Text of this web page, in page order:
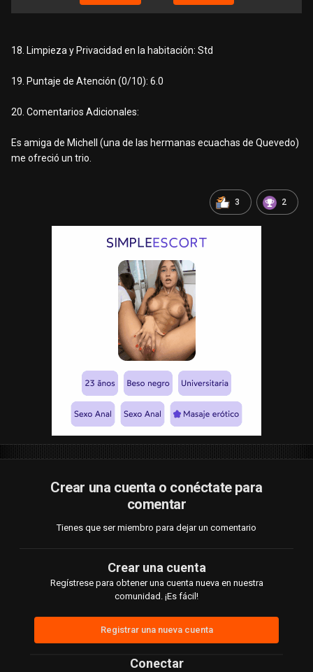
18. Limpieza y Privacidad en la habitación: Std
19. Puntaje de Atención (0/10): 6.0
20. Comentarios Adicionales:
Es amiga de Michell (una de las hermanas ecuachas de Quevedo)
me ofreció un trio.
3 2
Crear una cuenta o conéctate para
comentar
Tienes que ser miembro para dejar un comentario
Crear una cuenta
Regístrese para obtener una cuenta nueva en nuestra
comunidad. ¡Es fácil!
Registrar una nueva cuenta
Conectar